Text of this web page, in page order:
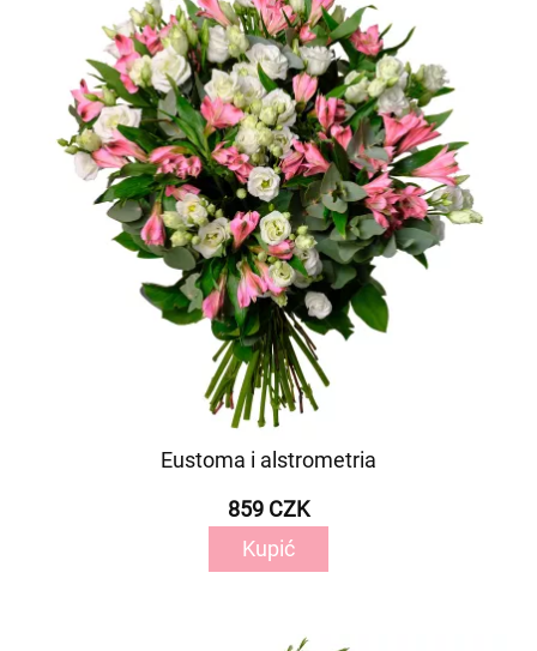
Eustoma i alstrometria
859 CZK
Kupić